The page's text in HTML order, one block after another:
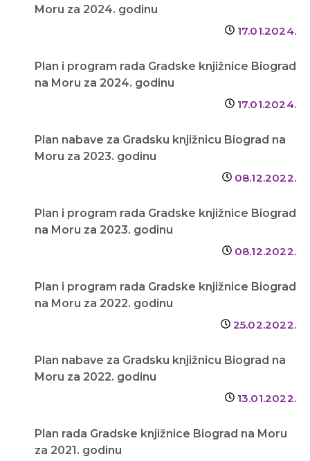
Moru za 2024. godinu
17.01.2024.
Plan i program rada Gradske knjižnice Biograd
na Moru za 2024. godinu
17.01.2024.
Plan nabave za Gradsku knjižnicu Biograd na
Moru za 2023. godinu
08.12.2022.
Plan i program rada Gradske knjižnice Biograd
na Moru za 2023. godinu
08.12.2022.
Plan i program rada Gradske knjižnice Biograd
na Moru za 2022. godinu
25.02.2022.
Plan nabave za Gradsku knjižnicu Biograd na
Moru za 2022. godinu
13.01.2022.
Plan rada Gradske knjižnice Biograd na Moru
za 2021. godinu